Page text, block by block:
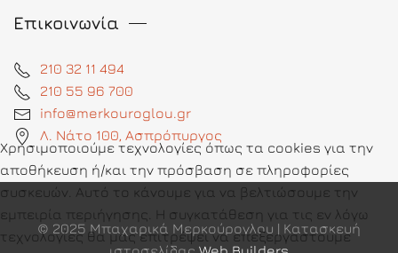
Επικοινωνία
210 32 11 494
210 55 96 700
info@merkouroglou.gr
Λ. Νάτο 100, Ασπρόπυργος
© 2025 Μπαχαρικά Μερκούρογλου | Κατασκευή
Χρησιμοποιούμε τεχνολογίες όπως τα cookies για την
αποθήκευση ή/και την πρόσβαση σε πληροφορίες
συσκευών. Αυτό το κάνουμε για να βελτιώσουμε την
εμπειρία περιήγησης. Η συγκατάθεση για τις εν λόγω
τεχνολογίες θα μας επιτρέψει να επεξεργαστούμε